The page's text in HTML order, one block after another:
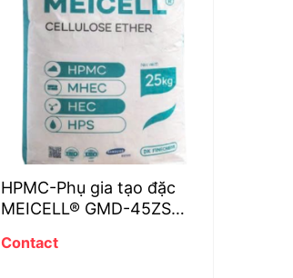
HPMC-Phụ gia tạo đặc
MEICELL® GMD-45ZS
Contact